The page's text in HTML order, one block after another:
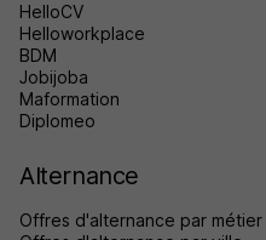
HelloCV
Helloworkplace
BDM
Jobijoba
Maformation
Diplomeo
Alternance
Offres d'alternance par métier